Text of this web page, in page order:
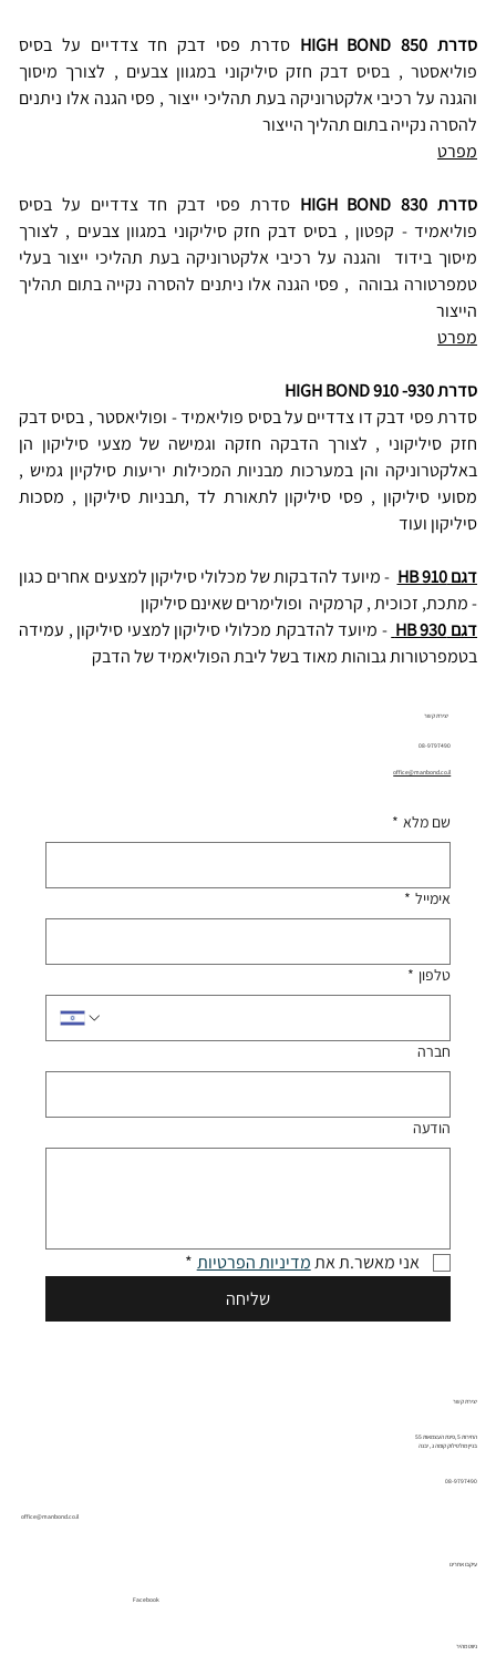
סדרת HIGH BOND 850
סדרת פסי דבק חד צדדיים על בסיס
פוליאסטר , בסיס דבק חזק סיליקוני במגוון צבעים , לצורך מיסוך
להסרה נקייה בתום תהליך הייצור
מפרט
סדרת HIGH BOND 830
סדרת פסי דבק חד צדדיים על בסיס
פוליאמיד - קפטון , בסיס דבק חזק סיליקוני במגוון צבעים , לצורך
טמפרטורה גבוהה  , פסי הגנה אלו ניתנים להסרה נקייה בתום תהליך
הייצור
מפרט
סדרת ​HIGH BOND 910 -930
סדרת פסי דבק דו צדדיים על בסיס פוליאמיד - ופוליאסטר , בסיס דבק
מסועי סיליקון , פסי סיליקון לתאורת לד ,תבניות סיליקון , מסכות
סיליקון ועוד
דגם HB 910
- מתכת, זכוכית , קרמקיה  ופולימרים שאינם סיליקון
דגם HB 930
בטמפרטורות גבוהות מאוד בשל ליבת הפוליאמיד של הדבק
שם מלא *
אימייל *
טלפון *
חברה
הודעה
אני מאשר.ת את מדיניות הפרטיות *
שליחה
יצירת קשר
08-9797490
office@manbond.co.il
עיקבו אחרינו
Facebook
ניווט מהיר
יצירת קשר
החירות 5 ,פינת העצמאות 55
בניין מולטילוק קומה ג , יבנה
08-9797490
office@manbond.co.il